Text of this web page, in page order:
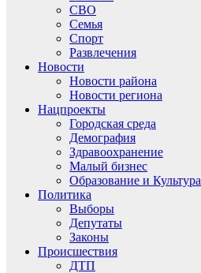
СВО
Семья
Спорт
Развлечения
Новости
Новости района
Новости региона
Нацпроекты
Городская среда
Демография
Здравоохранение
Малый бизнес
Образование и Культура
Политика
Выборы
Депутаты
Законы
Происшествия
ДТП